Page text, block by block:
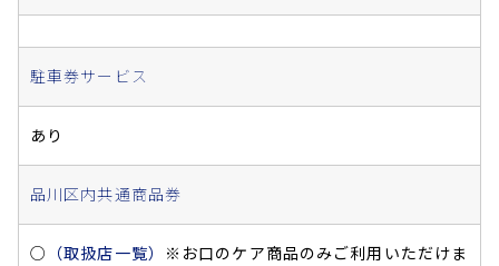
駐車券サービス
あり
品川区内共通商品券
○ （取扱店一覧）
※お口のケア商品のみご利用いただけま